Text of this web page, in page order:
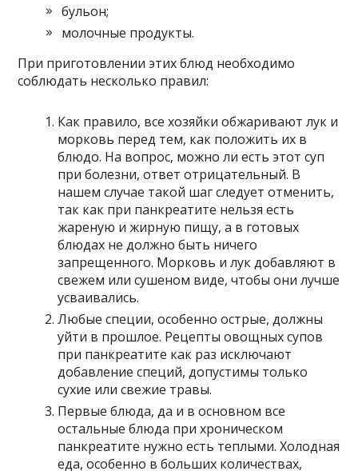
бульон;
молочные продукты.
При приготовлении этих блюд необходимо
соблюдать несколько правил:
Как правило, все хозяйки обжаривают лук и
морковь перед тем, как положить их в
блюдо. На вопрос, можно ли есть этот суп
при болезни, ответ отрицательный. В
нашем случае такой шаг следует отменить,
так как при панкреатите нельзя есть
жареную и жирную пищу, а в готовых
блюдах не должно быть ничего
запрещенного. Морковь и лук добавляют в
свежем или сушеном виде, чтобы они лучше
усваивались.
Любые специи, особенно острые, должны
уйти в прошлое. Рецепты овощных супов
при панкреатите как раз исключают
добавление специй, допустимы только
сухие или свежие травы.
Первые блюда, да и в основном все
остальные блюда при хроническом
панкреатите нужно есть теплыми. Холодная
еда, особенно в больших количествах,